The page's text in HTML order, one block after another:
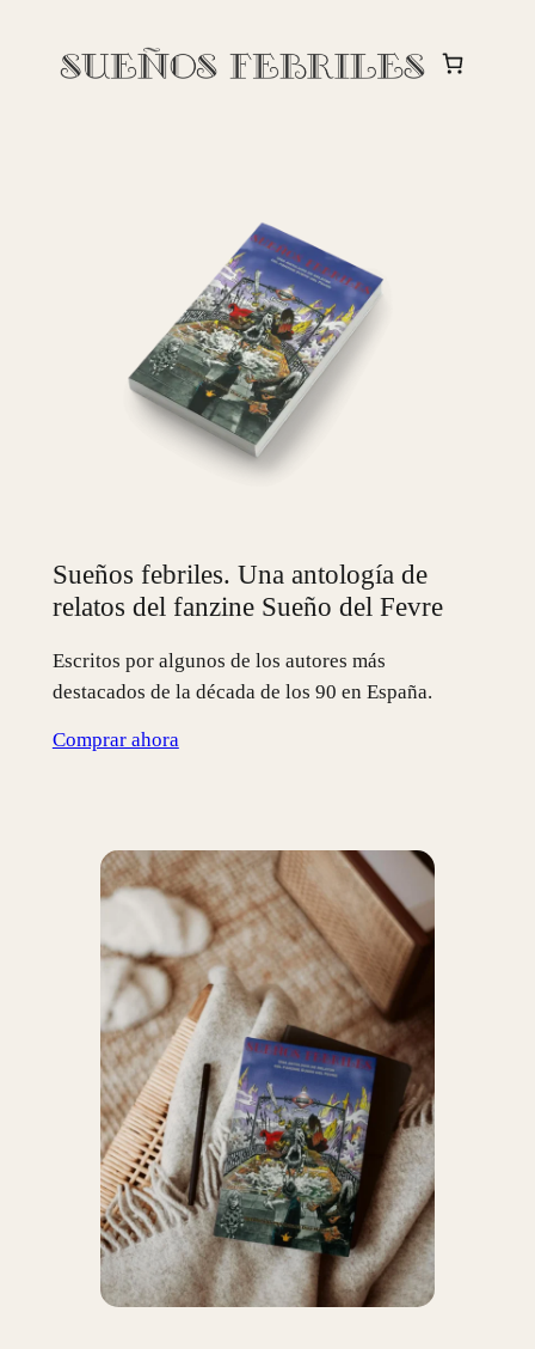
Sueños febriles. Una antología de
relatos del fanzine Sueño del Fevre
Escritos por algunos de los autores más
destacados de la década de los 90 en España.
Comprar ahora